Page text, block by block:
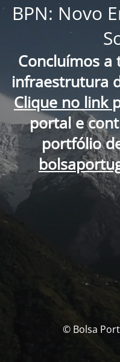
BPN: Novo
Concluímos a
infraestrutura
Clique no link
portal e
portfólio
© Bolsa